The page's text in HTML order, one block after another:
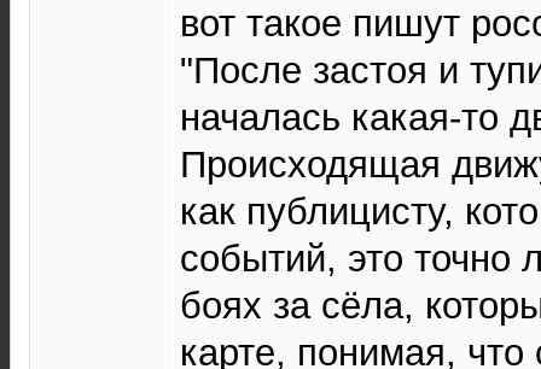
вот такое пишут
"После застоя и
началась какая-то
Происходящая
как публицисту,
событий, это точно
боях за сёла,
карте, понимая,